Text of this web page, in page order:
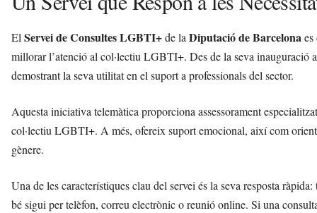
ElServei de Consultes LGBTI+de laDiputació de Barcelona
millorar l’atenció al col·lectiu LGBTI+. Des de la seva inauguració
demostrant la seva utilitat en el suport a professionals del sector.
Aquesta iniciativa telemàtica proporciona assessorament
col·lectiu LGBTI+. A més, ofereix suport emocional, així com
gènere.
Una de les característiques clau del servei és la seva resposta
bé sigui per telèfon, correu electrònic o reunió online. Si una